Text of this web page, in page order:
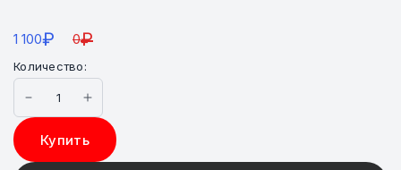
1 100₽ 0₽
Количество:
Купить